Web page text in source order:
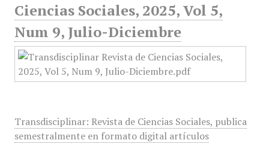
Ciencias Sociales, 2025, Vol 5,
Num 9, Julio-Diciembre
Transdisciplinar: Revista de Ciencias Sociales, publica
semestralmente en formato digital artículos